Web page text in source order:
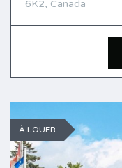
6K2, Canada
À LOUER